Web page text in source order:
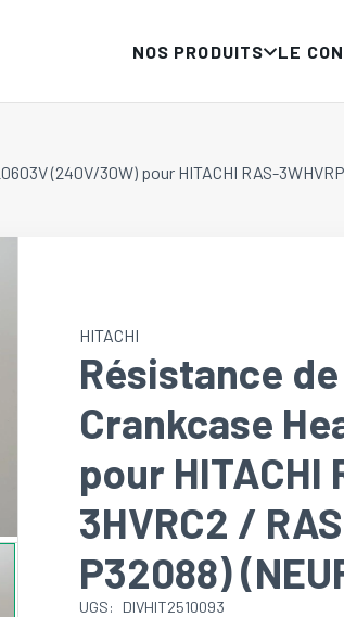
NOS PRODUITS LE
(240V/30W) pour HITACHI RAS-
HITACHI
Résistance
Crankcase
pour HITACHI
3HVRC2 /
P32088)
UGS: DIVHIT2510093